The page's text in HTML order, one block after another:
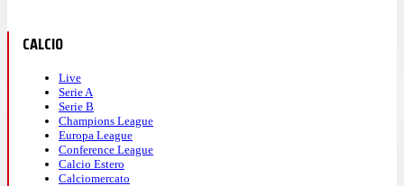
CALCIO
Live
Serie A
Serie B
Champions League
Europa League
Conference League
Calcio Estero
Calciomercato